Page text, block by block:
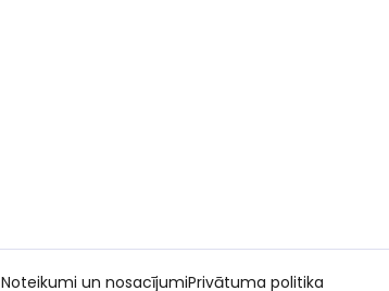
Noteikumi un nosacījumiPrivātuma politika